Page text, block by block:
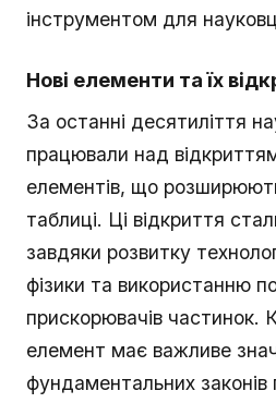
інструментом для
Нові елементи та їх
За останні десятиліття
працювали над
елементів, що
таблиці. Ці відкриття
завдяки розвитку
фізики та використанню
прискорювачів частинок.
елемент має важливе
фундаментальних законів